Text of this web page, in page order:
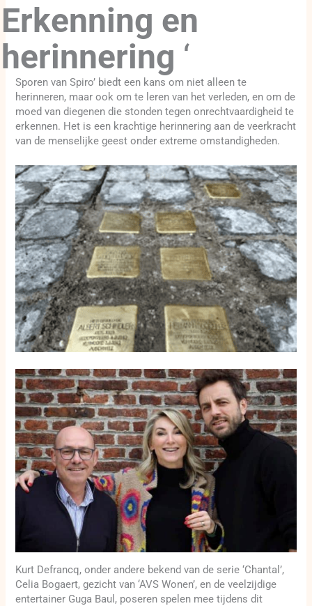
Erkenning en
herinnering ‘
Sporen van Spiro’ biedt een kans om niet alleen te
herinneren, maar ook om te leren van het verleden, en om de
moed van diegenen die stonden tegen onrechtvaardigheid te
erkennen. Het is een krachtige herinnering aan de veerkracht
van de menselijke geest onder extreme omstandigheden.
Kurt Defrancq, onder andere bekend van de serie ‘Chantal’,
Celia Bogaert, gezicht van ‘AVS Wonen’, en de veelzijdige
entertainer Guga Baul, poseren spelen mee tijdens dit